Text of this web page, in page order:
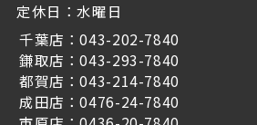
定休日：水曜日
千葉店：043-202-7840
鎌取店：043-293-7840
都賀店：043-214-7840
成田店：0476-24-7840